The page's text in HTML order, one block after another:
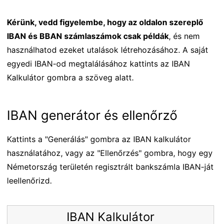
Kérünk, vedd figyelembe, hogy az oldalon szereplő
IBAN és BBAN számlaszámok csak példák, és nem
használhatod ezeket utalások létrehozásához. A saját
egyedi IBAN-od megtalálásához kattints az IBAN
Kalkulátor gombra a szöveg alatt.
IBAN generátor és ellenőrző
Kattints a "Generálás" gombra az IBAN kalkulátor
használatához, vagy az "Ellenőrzés" gombra, hogy egy
Németország területén regisztrált bankszámla IBAN-ját
leellenőrizd.
IBAN Kalkulátor